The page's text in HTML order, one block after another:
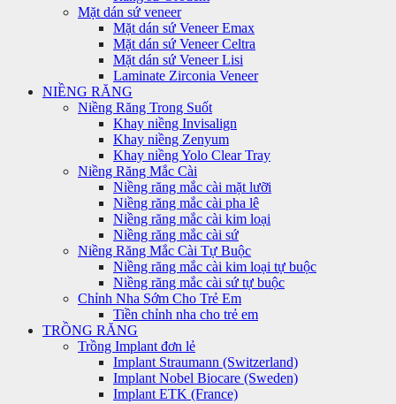
Mặt dán sứ veneer
Mặt dán sứ Veneer Emax
Mặt dán sứ Veneer Celtra
Mặt dán sứ Veneer Lisi
Laminate Zirconia Veneer
NIỀNG RĂNG
Niềng Răng Trong Suốt
Khay niềng Invisalign
Khay niềng Zenyum
Khay niềng Yolo Clear Tray
Niềng Răng Mắc Cài
Niềng răng mắc cài mặt lưỡi
Niềng răng mắc cài pha lê
Niềng răng mắc cài kim loại
Niềng răng mắc cài sứ
Niềng Răng Mắc Cài Tự Buộc
Niềng răng mắc cài kim loại tự buộc
Niềng răng mắc cài sứ tự buộc
Chỉnh Nha Sớm Cho Trẻ Em
Tiền chỉnh nha cho trẻ em
TRỒNG RĂNG
Trồng Implant đơn lẻ
Implant Straumann (Switzerland)
Implant Nobel Biocare (Sweden)
Implant ETK (France)